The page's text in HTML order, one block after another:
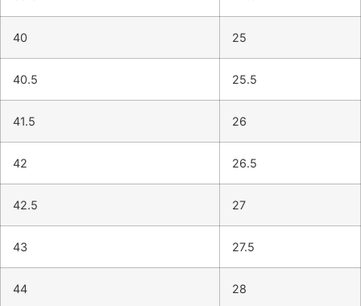
40 25
40.5 25.5
41.5 26
42 26.5
42.5 27
43 27.5
44 28